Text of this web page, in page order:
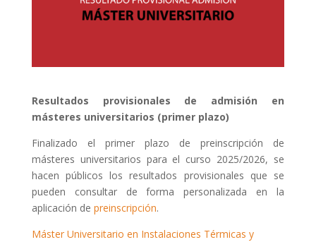
Resultados provisionales de admisión en
másteres universitarios (primer plazo)
Finalizado el primer plazo de preinscripción de
másteres universitarios para el curso 2025/2026, se
hacen públicos los resultados provisionales que se
pueden consultar de forma personalizada en la
aplicación de preinscripción.
Máster Universitario en Instalaciones Térmicas y